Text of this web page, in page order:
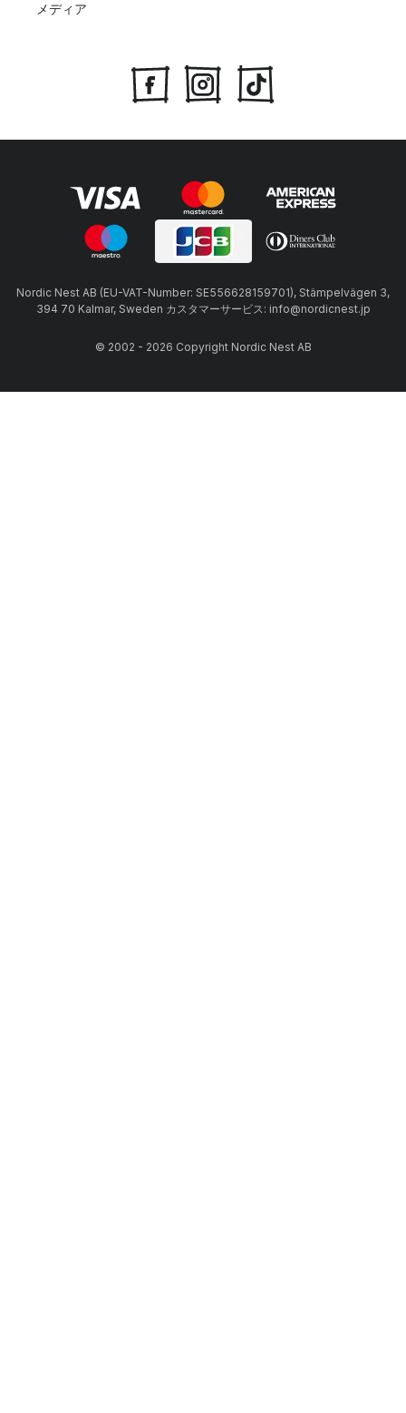
メディア
Nordic Nest AB (EU-VAT-Number: SE556628159701), Stämpelvägen 3,
394 70 Kalmar, Sweden カスタマーサービス: info@nordicnest.jp
© 2002 - 2026 Copyright Nordic Nest AB